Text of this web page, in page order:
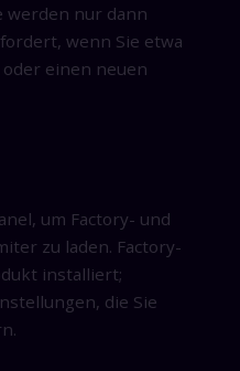
werden nur dann
wenn Sie etwa
einen neuen
um Factory- und
zu laden. Factory-
installiert;
die Sie